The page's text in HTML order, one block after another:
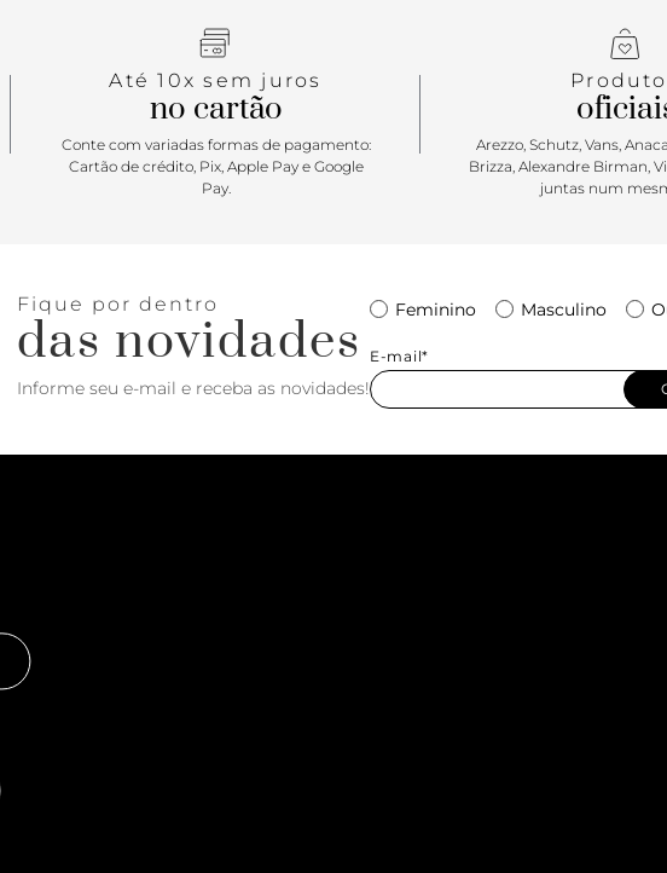
Até 10x sem juros
no cartão
Conte com variadas formas de pagamento:
Cartão de crédito, Pix, Apple Pay e Google
Pay.
Arezzo, Schutz, Vans,
Brizza, Alexandre Birman,
juntas num
Fique por dentro
das novidades
Informe seu e-mail e receba as novidades!
Feminino Masculino
E-mail*